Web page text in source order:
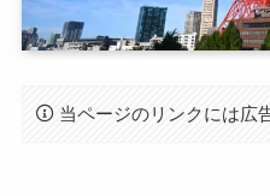
当ページのリンクには広